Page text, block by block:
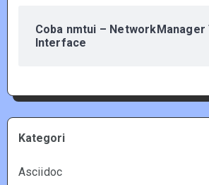
Coba nmtui – NetworkManager
Interface
Kategori
Asciidoc